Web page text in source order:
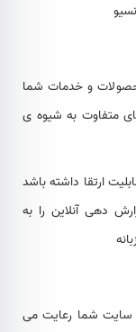
و خدمات شما
متفاوت به شیوه ی
ارتقا داشته باشد
دهی آنلاین را به
سایت شما رعایت می